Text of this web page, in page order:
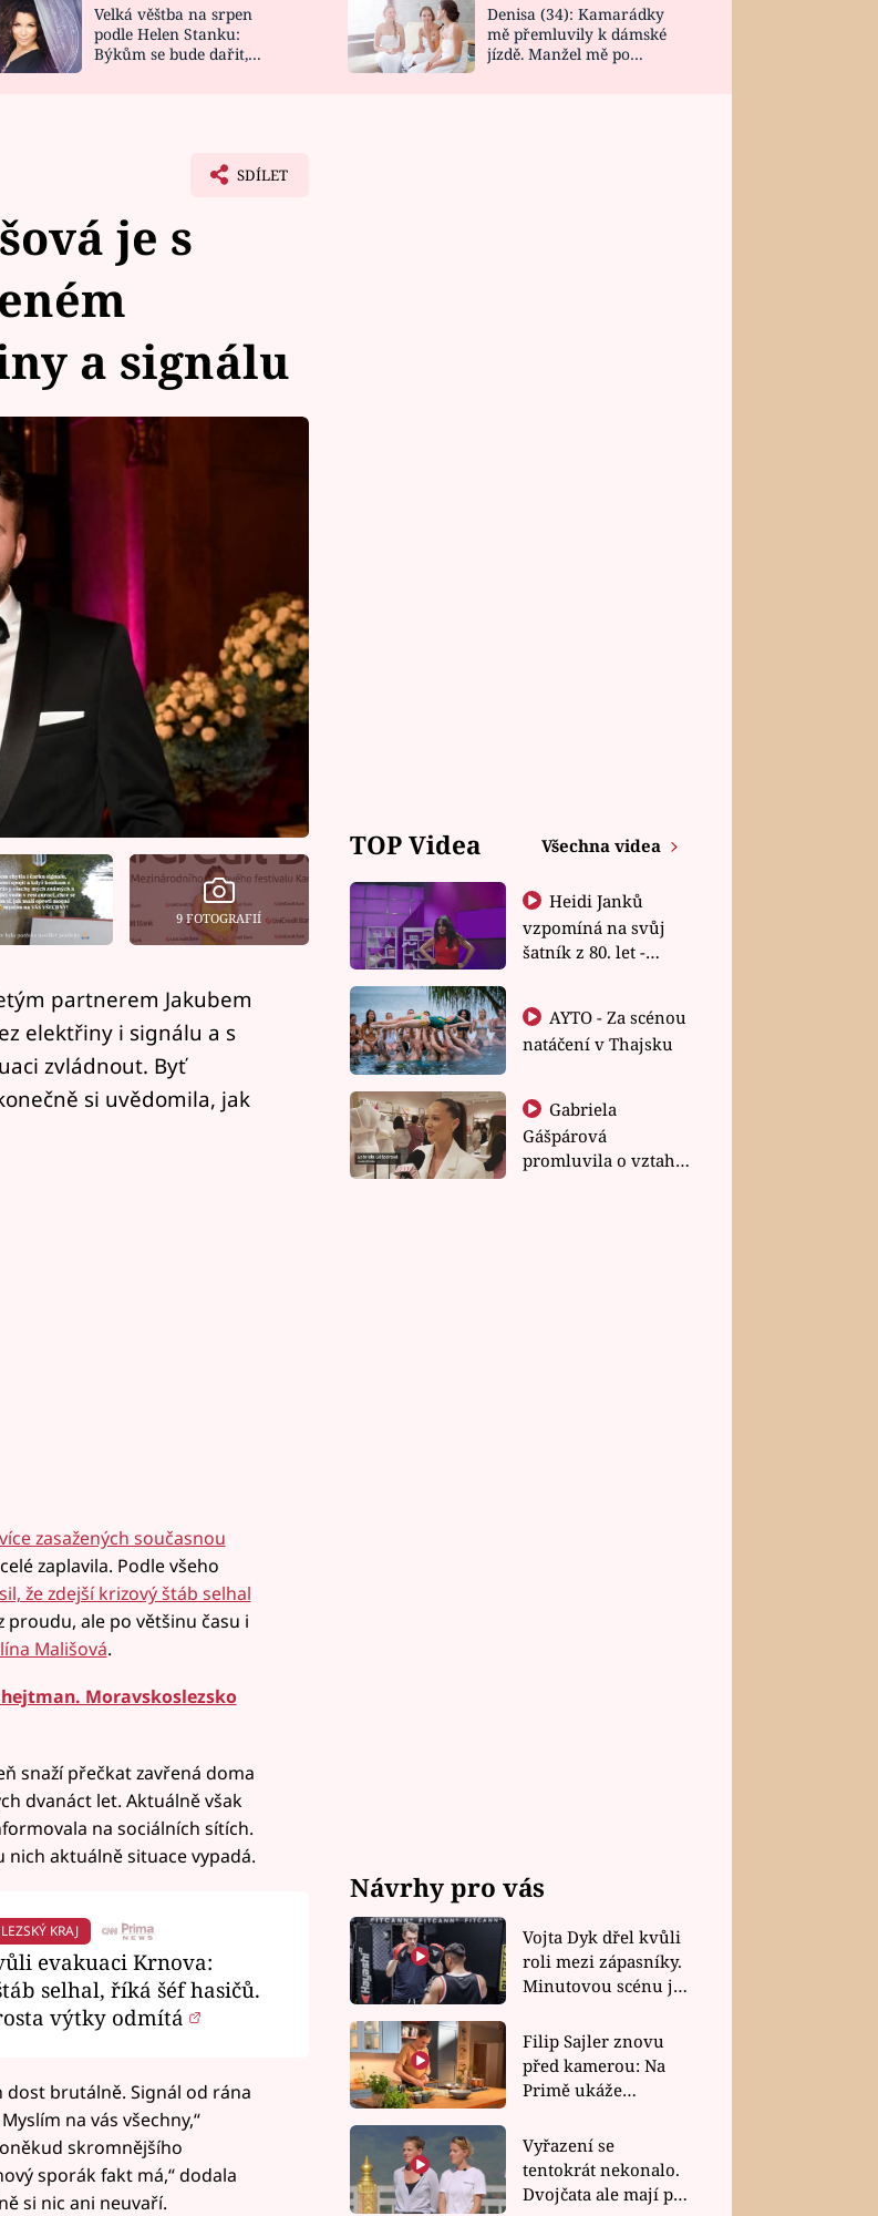
NOVINKY
VIDEORECEPTY
DESIGN
Velká věštba na srpen
podle Helen Stanku:
Býkům se bude dařit,
Denisa (34): Kamarádky
mě přemluvily k dámské
jízdě. Manžel mě po
SDÍLET
je s
a signálu
9 FOTOGRAFIÍ
partnerem Jakubem
elektřiny i signálu a s
zvládnout. Byť
si uvědomila, jak
zasažených současnou
zaplavila. Podle všeho
že zdejší krizový štáb selhal
proudu, ale po většinu času i
Mališová.
Moravskoslezsko
snaží přečkat zavřená doma
dvanáct let. Aktuálně však
na sociálních sítích.
aktuálně situace vypadá.
KRAJ
evakuaci Krnova:
selhal, říká šéf hasičů.
výtky odmítá
dost brutálně. Signál od rána
na vás všechny,“
skromnějšího
sporák fakt má,“ dodala
si nic ani neuvaří.
TOP Videa Všechna videa
Heidi Janků
vzpomíná na svůj
šatník z 80. let -
natáčení v Thajsku
Gabriela
Gášpárová
promluvila o vztahu
Návrhy pro vás
Vojta Dyk dřel kvůli
roli mezi zápasníky.
Minutovou scénu jel
Filip Sajler znovu
před kamerou: Na
Primě ukáže
rychlé recepty
Vyřazení se
tentokrát nekonalo.
Dvojčata ale mají po